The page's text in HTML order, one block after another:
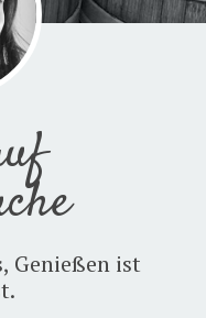
Genießen ist